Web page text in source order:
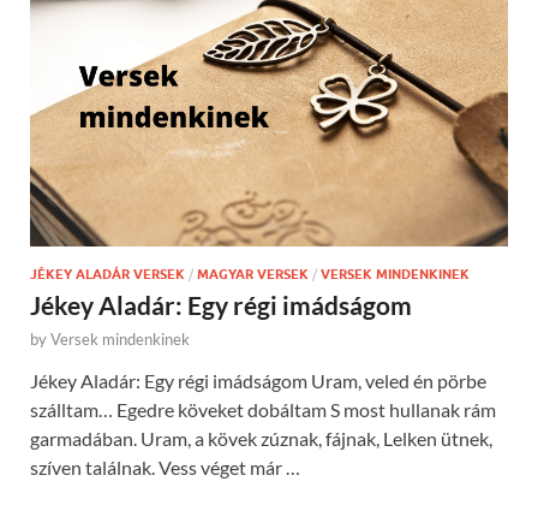
JÉKEY ALADÁR VERSEK / MAGYAR VERSEK / VERSEK MINDENKINEK
Jékey Aladár: Egy régi imádságom
byVersek mindenkinek
Jékey Aladár: Egy régi imádságom Uram, veled én pörbe
szálltam… Egedre köveket dobáltam S most hullanak rám
garmadában. Uram, a kövek zúznak, fájnak, Lelken ütnek,
szíven találnak. Vess véget már …